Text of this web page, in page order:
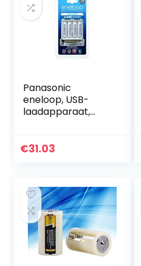
Panasonic
eneloop, USB-
laadapparaat,
met micro USB-
€31.03